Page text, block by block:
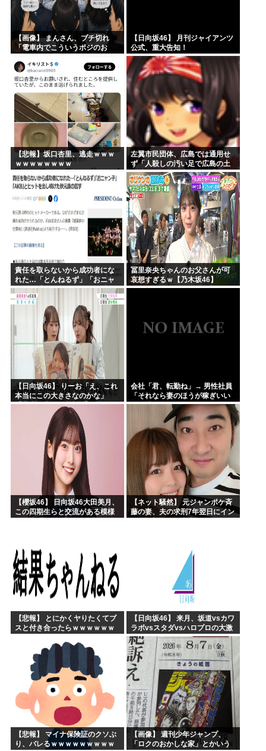
【画像】 まんさん、ブチ切れ
「電車内でこういうポジのお
【日向坂46】 月刊ジャイアンツ
公式、重大告知！
【悲報】坂口杏里、逃走ｗｗｗ
ｗｗｗｗｗｗｗｗ
左翼市民団体、広島では通用せ
ず「人殺しの汚い足で広島の土
を踏むな！」→広島県民「お前
らの方が汚いんじゃ！」「ワシ
らが広島県民じゃ」
責任を取らないから成功者にな
れた…「とんねるず」「おニャ
ン子」「AKB」とヒットを出し
続けた秋元康の哲学！！！
冨里奈央ちゃんのお父さんが可
哀想すぎるｗ【乃木坂46】
【日向坂46】 りーお「え、これ
本当にこの大きさなのかな」
【藤嶌果歩 1st写真集】
会社「君、転勤ね」→ 男性社員
「それなら妻のほうが稼ぎいい
んで辞めます」⇒ 結果・・・
【櫻坂46】 日向坂46大田美月、
この四期生らと交流がある模様
【ネット騒然】 元ジャンポケ斉
藤の妻、夫の求刑7年翌日にイン
【悲報】 とにかくヤりたくてブ
スと付き合ったらｗｗｗｗｗｗ
【日向坂46】 来月、坂道vsカワ
ラボvsスタダvsハロプロの大激
戦
【悲報】 マイナ保険証のクソぶ
り、バレるｗｗｗｗｗｗｗｗｗ
【画像】 週刊少年ジャンプ、
「ロクのおかしな家」とかいう